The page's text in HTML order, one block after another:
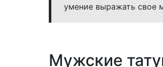
умение выражать свое
Мужские